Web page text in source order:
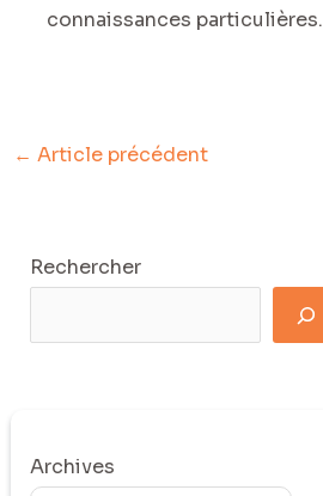
connaissances particulières.
← Article précédent
Rechercher
Archives